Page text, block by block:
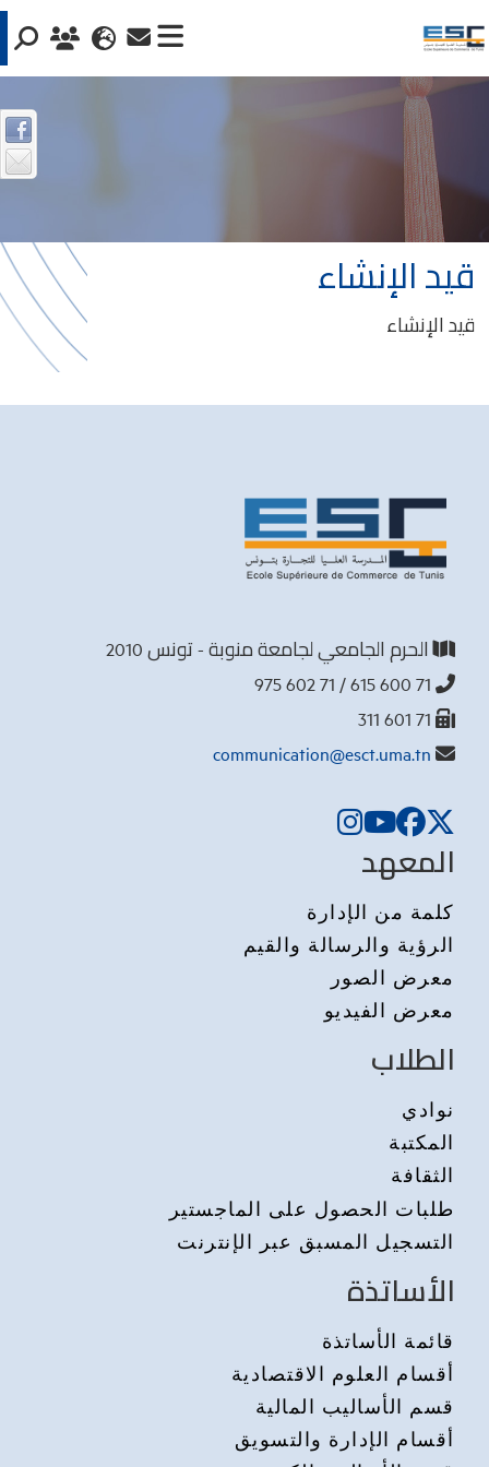
قيد الإنشاء
قيد الإنشاء
الحرم الجامعي لجامعة منوبة - تونس 2010
communication@esct.uma.tn
المعهد
كلمة من الإدارة
الرؤية والرسالة والقيم
معرض الصور
معرض الفيديو
الطلاب
نوادي
المكتبة
الثقافة
طلبات الحصول على الماجستير
التسجيل المسبق عبر الإنترنت
الأساتذة
قائمة الأساتذة
أقسام العلوم الاقتصادية
قسم الأساليب المالية
أقسام الإدارة والتسويق